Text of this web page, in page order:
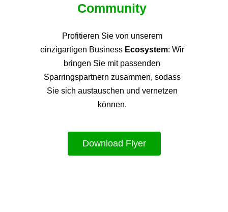
Community
Profitieren Sie von unserem
einzigartigen Business Ecosystem: Wir
bringen Sie mit passenden
Sparringspartnern zusammen, sodass
Sie sich austauschen und vernetzen
können.
Download Flyer